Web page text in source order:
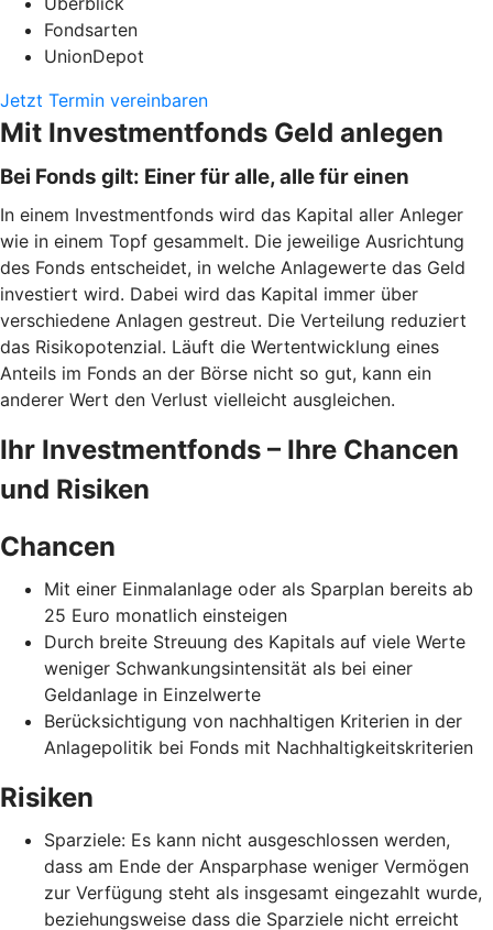
Fondsarten
UnionDepot
Jetzt Termin vereinbaren
Mit Investmentfonds Geld anlegen
Bei Fonds gilt: Einer für alle, alle für einen
In einem Investmentfonds wird das Kapital aller Anleger
wie in einem Topf gesammelt. Die jeweilige Ausrichtung
des Fonds entscheidet, in welche Anlagewerte das Geld
investiert wird. Dabei wird das Kapital immer über
verschiedene Anlagen gestreut. Die Verteilung reduziert
das Risikopotenzial. Läuft die Wertentwicklung eines
Anteils im Fonds an der Börse nicht so gut, kann ein
anderer Wert den Verlust vielleicht ausgleichen.
Ihr Investmentfonds – Ihre Chancen
und Risiken
Chancen
Mit einer Einmalanlage oder als Sparplan bereits ab
25 Euro monatlich einsteigen
Durch breite Streuung des Kapitals auf viele Werte
weniger Schwankungsintensität als bei einer
Geldanlage in Einzelwerte
Berücksichtigung von nachhaltigen Kriterien in der
Anlagepolitik bei Fonds mit Nachhaltigkeitskriterien
Risiken
Sparziele: Es kann nicht ausgeschlossen werden,
dass am Ende der Ansparphase weniger Vermögen
zur Verfügung steht als insgesamt eingezahlt wurde,
beziehungsweise dass die Sparziele nicht erreicht